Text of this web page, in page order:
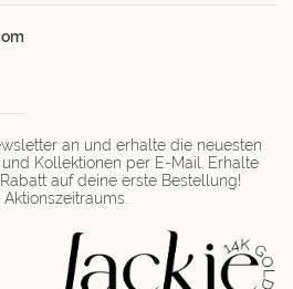
an und erhalte die neuesten
Kollektionen per E-Mail. Erhalte
auf deine erste Bestellung!